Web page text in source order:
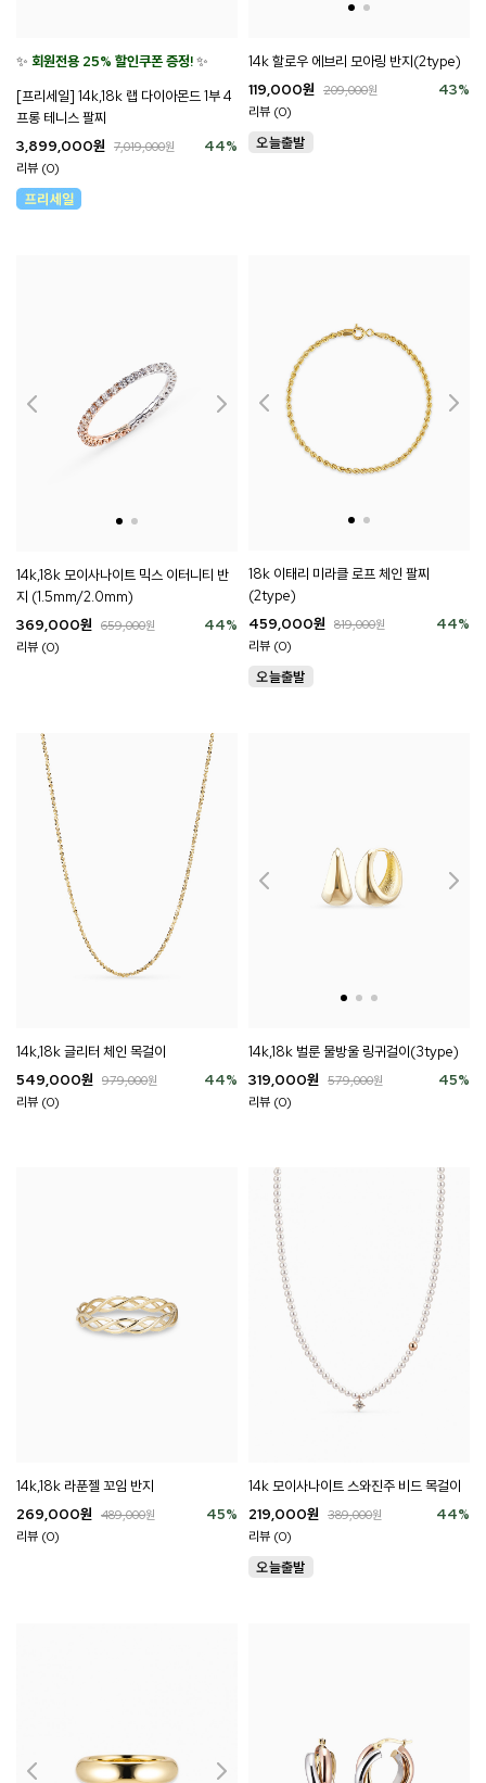
✨ 회원전용 25% 할인쿠폰 증정!✨
[프리세일] 14k,18k 랩 다이아몬드 1부 4
프롱 테니스 팔찌
44%
3,899,000원 7,019,000원
리뷰 (0)
14k 할로우 에브리 모아링 반지(2type)
43%
119,000원 209,000원
리뷰 (0)
14k,18k 모이사나이트 믹스 이터니티 반
지 (1.5mm/2.0mm)
44%
369,000원 659,000원
리뷰 (0)
18k 이태리 미라클 로프 체인 팔찌
(2type)
44%
459,000원 819,000원
리뷰 (0)
14k,18k 글리터 체인 목걸이
44%
549,000원 979,000원
리뷰 (0)
14k,18k 벌룬 물방울 링귀걸이(3type)
45%
319,000원 579,000원
리뷰 (0)
14k,18k 라푼젤 꼬임 반지
45%
269,000원 489,000원
리뷰 (0)
14k 모이사나이트 스와진주 비드 목걸이
44%
219,000원 389,000원
리뷰 (0)